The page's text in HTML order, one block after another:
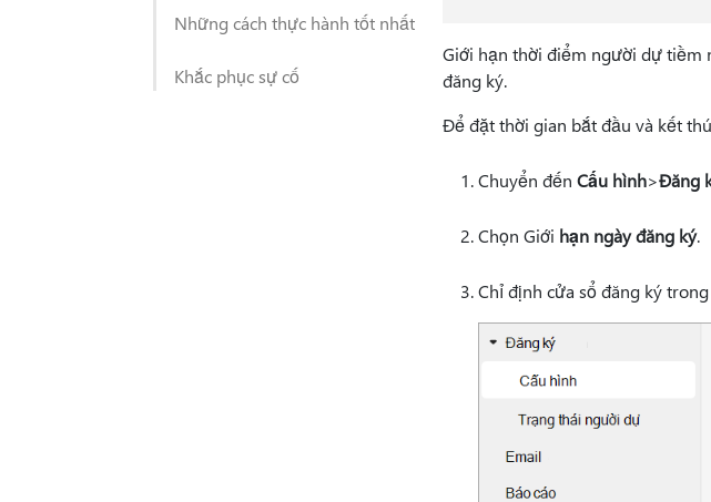
Những cách thực hành tốt nhất
Khắc phục sự cố
Giới hạn thời điểm người dự tiềm
đăng ký.
Để đặt thời gian bắt đầu và kết
Chuyển đến Cấu hình>Đăng
Chọn Giới hạn ngày đăng ký.
Chỉ định cửa sổ đăng ký trong